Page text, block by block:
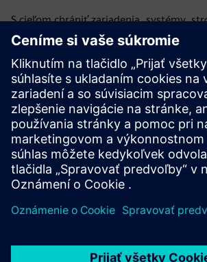
S cieľom chrániť zariadenia, systémy,
kybernetickými hrozbami je potrebné
koncepciu priemyselnej bezpečnosti.
spoločnosti Siemens tvoria len jeden
koncepcie. Viac informácií o
nájdete na stránke.
Prečítajte si viac